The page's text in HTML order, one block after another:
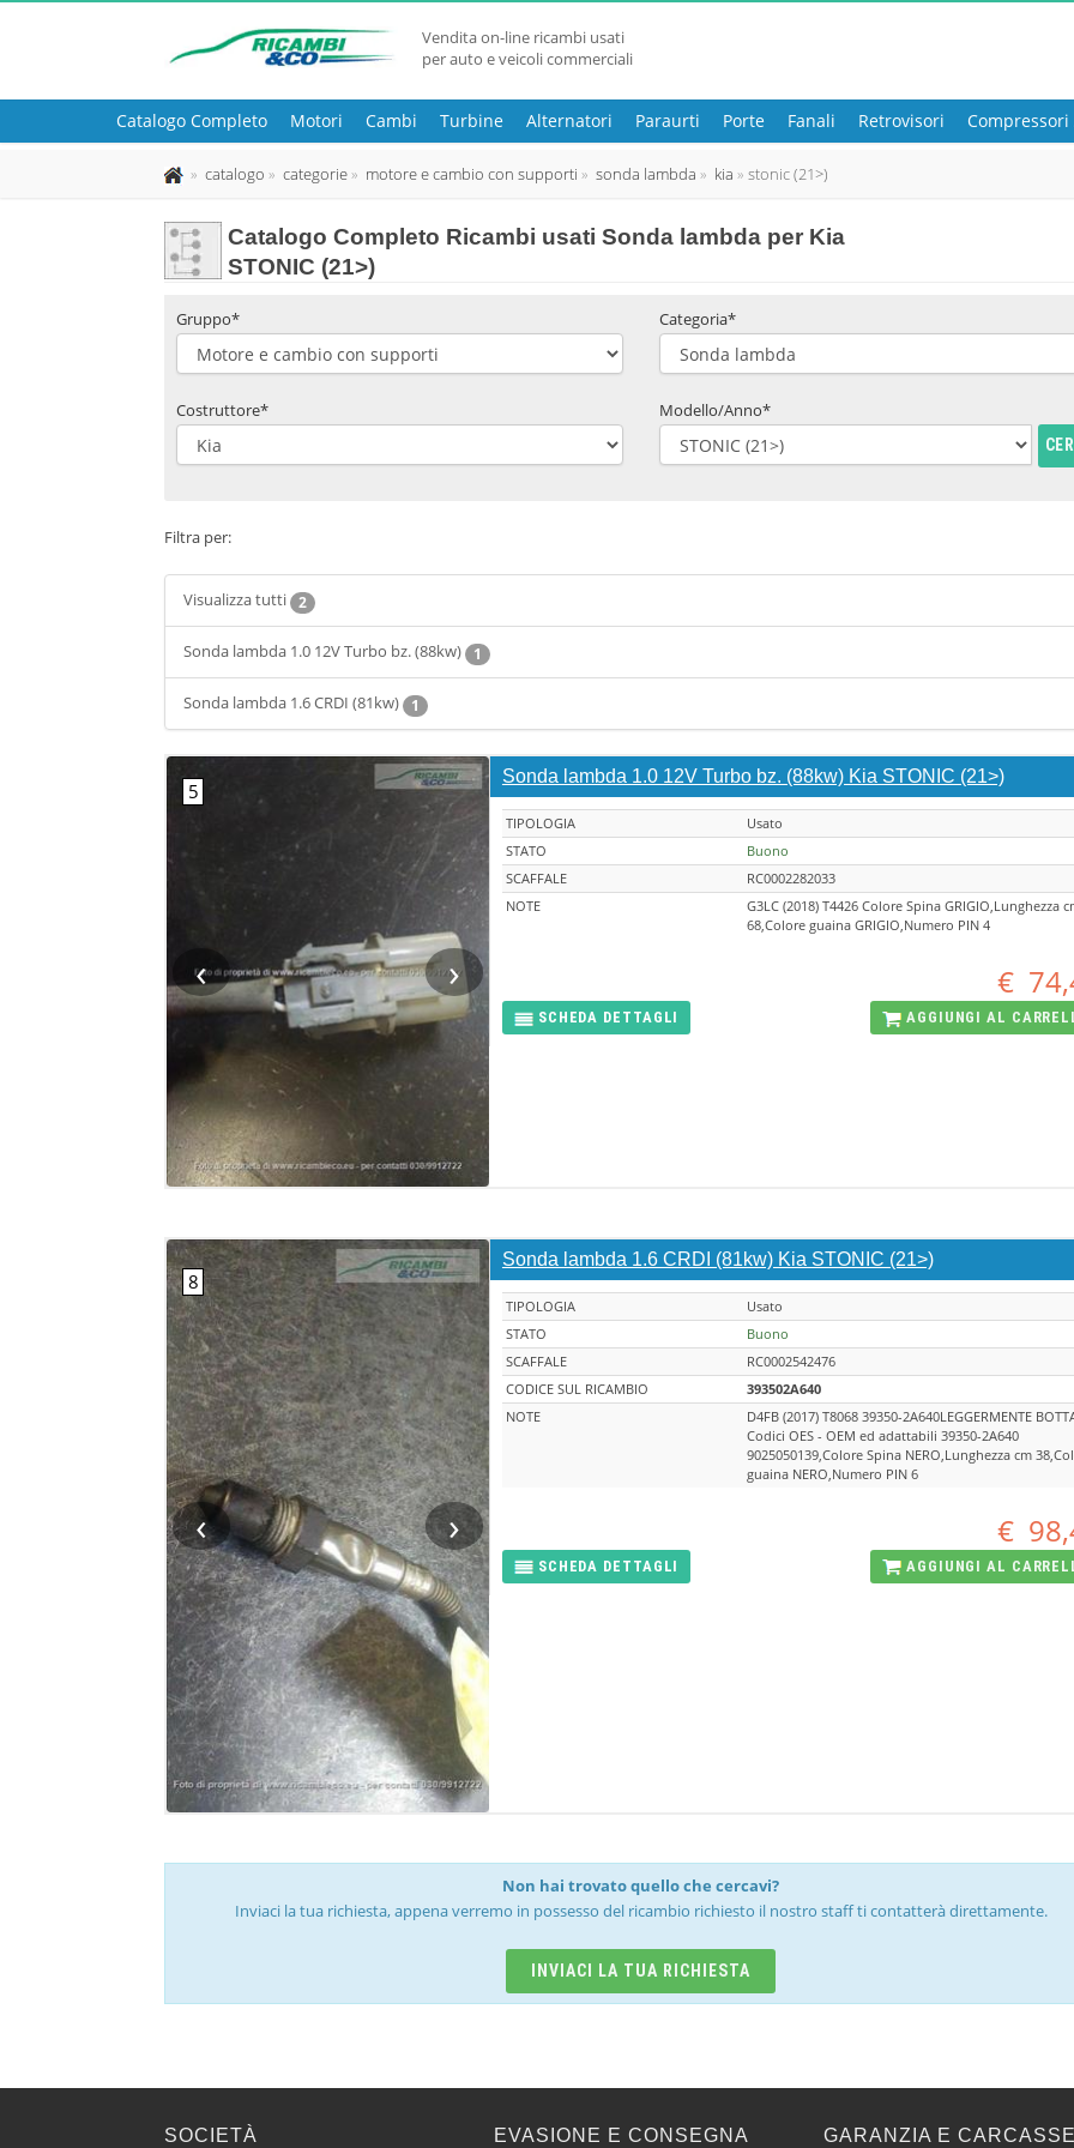
Vendita on-line ricambi usati
per auto e veicoli commerciali
Catalogo Completo Motori Cambi Turbine Alternatori Paraurti Porte Fanali Retrovisori Compressori
catalogo categorie motore e cambio con supporti sonda lambda kia stonic (21>)
Catalogo Completo Ricambi usati Sonda lambda per Kia
STONIC (21>)
Gruppo* Categoria*
Costruttore* Modello/Anno*
Filtra per:
Visualizza tutti 2
Sonda lambda 1.0 12V Turbo bz. (88kw) 1
Sonda lambda 1.6 CRDI (81kw) 1
‹ ›
Sonda lambda 1.0 12V Turbo bz. (88kw) Kia STONIC (21>)
TIPOLOGIA
Usato
STATO
Buono
SCAFFALE
RC0002282033
NOTE
G3LC (2018) T4426 Colore Spina GRIGIO,Lunghezza
68,Colore guaina GRIGIO,Numero PIN 4
€
SCHEDA DETTAGLI AGGIUNGI AL
‹ ›
Sonda lambda 1.6 CRDI (81kw) Kia STONIC (21>)
TIPOLOGIA
Usato
STATO
Buono
SCAFFALE
RC0002542476
CODICE SUL RICAMBIO
393502A640
NOTE
D4FB (2017) T8068 39350-2A640LEGGERMENTE
Codici OES - OEM ed adattabili 39350-2A640
9025050139,Colore Spina NERO,Lunghezza cm
guaina NERO,Numero PIN 6
€
SCHEDA DETTAGLI AGGIUNGI AL
Non hai trovato quello che cercavi?
Inviaci la tua richiesta, appena verremo in possesso del ricambio richiesto il nostro staff ti contatterà direttamente.
INVIACI LA TUA RICHIESTA
SOCIETÀ EVASIONE E CONSEGNA GARANZIA E CARCASSE